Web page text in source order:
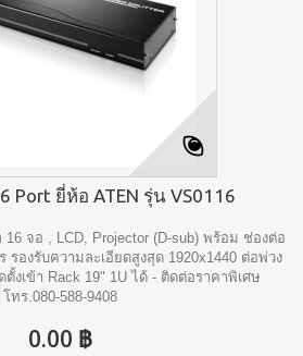
Port ยี่ห้อ ATEN รุ่น VS0116
จอ , LCD, Projector (D-sub) พร้อม ช่องต่อ
รองรับความละเอียดสูงสุด 1920x1440 ต่อพ่วง
งเข้า Rack 19" 1U ได้ - ติดต่อราคาพิเศษ
โทร.080-588-9408
0.00 ฿